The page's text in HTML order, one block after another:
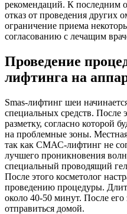
рекомендаций. К последним
отказ от проведения
ограничение приема
согласованию с лечащим
Проведение
лифтинга на
Smas-лифтинг шеи
специальных средств. После
разметку, согласно которой
на проблемные зоны.
так как СМАС-лифтинг не
лучшего проникновения
специальный проводящий
После этого косметолог
проведению процедуры.
около 40-50 минут. После
отправиться домой.